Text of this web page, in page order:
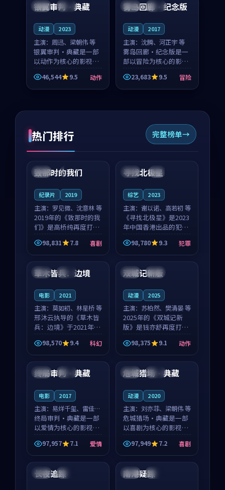
日本 完结
银翼审判·典藏
动漫 2023
主演： 周迅、梁朝伟 等
银翼审判·典藏是一部
以动作为核心的影视作
品，围绕危机、反转与
人物成长展开，整体节
奏紧凑，值得推荐观
46,544 9.5 动作
中国 热播
雾岛回廊·纪念版
动漫 2017
主演： 沈腾、河正宇 等
雾岛回廊·纪念版是一
部以冒险为核心的影视
作品，围绕危机、反转
与人物成长展开，整体
节奏紧凑，值得推荐观
23,683 9.5 冒险
热门排行 完整榜单
中国 4K
99:22
致那时的我们
纪录片 2019
主演： 罗见微、沈意林 等
2019年的《致那时的我
们》是高桥纯再度打磨
的喜剧佳作。中国大陆
的取景与都市寓言的氛
围相互成就，罗见微与
沈意林的对手戏自然克
制，让整部影片在悬
98,831 7.8 喜剧
中国 4K
99:18
寻找北极星
综艺 2023
主演： 谢以诺、高若初 等
《寻找北极星》是2023
年中国香港出品的犯罪
新作，主创团队希望用
公路冒险的故事让观众
停下来想一想。谢以诺
领衔，高若初担任重要
角色，戚南柯的叙事
98,780 9.3 犯罪
泰国 独播
草木皆兵：边境
电影 2021
主演： 莫如初、林星桥 等
邢沐云执导的《草木皆
兵：边境》于2021年面
世，泰国的城市气质与
校园青春的人物心境共
同构筑了影片基调。莫
如初、林星桥用细腻的
表演撑起整部科幻电
98,570 9.4 科幻
中国 独播
双城记新版
动漫 2025
主演： 苏柏然、樊清晏 等
2025年的《双城记新
版》是钱亦舒再度打磨
的动作佳作。中国大陆
的取景与沙漠探险的氛
围相互成就，苏柏然与
樊清晏的对手戏自然克
制，让整部影片在悬念
98,375 9.1 动作
泰国 热播
终局审判·典藏
电影 2017
主演： 易烊千玺、雷佳音
等
终局审判·典藏是一部
以爱情为核心的影视作
品，围绕危机、反转与
人物成长展开，整体节
奏紧凑，值得推荐观
看。
97,957 7.1 爱情
泰国 独播
危城猎场·典藏
动漫 2020
主演： 刘亦菲、梁朝伟 等
危城猎场·典藏是一部
以喜剧为核心的影视作
品，围绕危机、反转与
人物成长展开，整体节
奏紧凑，值得推荐观
看。
97,949 7.2 喜剧
泰国 独播
长夜追踪 美国 杜比
南港疑踪